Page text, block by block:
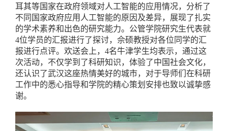
耳其等国家在政府领域对人工智能的应用情况，分析了
不同国家政府应用人工智能的原因及差异，展现了扎实
的学术素养和出色的研究能力。公管学院研究生代表就
4位学员的汇报进行了探讨，佘硕教授对各位同学的汇
报进行点评。欢送会上，4名牛津学生均表示，通过这
次活动，不仅学到了科研知识，体验了中国社会文化，
还认识了武汉这座热情美好的城市，对于导师们在科研
工作中的悉心指导和学院的精心策划安排也致以诚挚感
谢。